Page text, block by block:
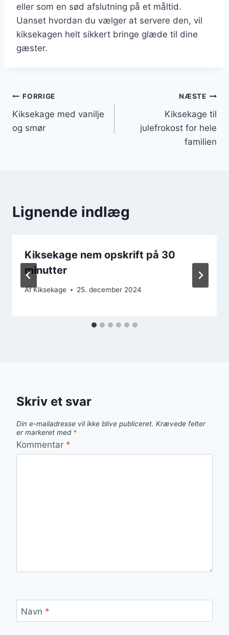
eller som en sød afslutning på et måltid.
Uanset hvordan du vælger at servere den, vil
kiksekagen helt sikkert bringe glæde til dine
gæster.
Indlægsnavigation
FORRIGE
Kiksekage med vanilje
og smør
NÆSTE
Kiksekage til
julefrokost for hele
familien
Lignende indlæg
Kiksekage nem opskrift på 30
minutter
AfKiksekage 25. december 2024
Skriv et svar
Din e-mailadresse vil ikke blive publiceret. Krævede felter
er markeret med *
Kommentar *
Navn *